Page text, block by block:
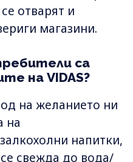
отварят и
магазини.
са
на VIDAS?
на желанието ни
на
напитки,
свежда до вода/